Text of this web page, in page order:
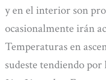
y en el interior son
ocasionalmente irán
Temperaturas en
sudeste tendiendo